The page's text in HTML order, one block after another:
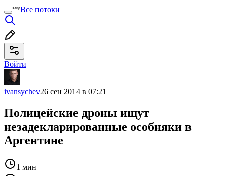
Все потоки
Войти
ivansychev26 сен 2014 в 07:21
Полицейские дроны ищут
незадекларированные особняки в
Аргентине
1 мин